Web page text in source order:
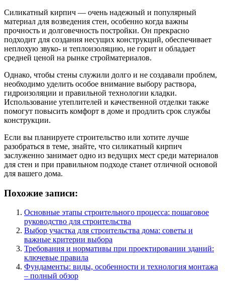
Силикатный кирпич — очень надежный и популярный
материал для возведения стен, особенно когда важны
прочность и долговечность постройки. Он прекрасно
подходит для создания несущих конструкций, обеспечивает
неплохую звуко- и теплоизоляцию, не горит и обладает
средней ценой на рынке стройматериалов.
Однако, чтобы стены служили долго и не создавали проблем,
необходимо уделить особое внимание выбору раствора,
гидроизоляции и правильной технологии кладки.
Использование утеплителей и качественной отделки также
помогут повысить комфорт в доме и продлить срок службы
конструкции.
Если вы планируете строительство или хотите лучше
разобраться в теме, знайте, что силикатный кирпич
заслуженно занимает одно из ведущих мест среди материалов
для стен и при правильном подходе станет отличной основой
для вашего дома.
Похожие записи:
Основные этапы строительного процесса: пошаговое
руководство для строительства
Выбор участка для строительства дома: советы и
важные критерии выбора
Требования и нормативы при проектировании зданий:
ключевые правила
Фундаменты: виды, особенности и технология монтажа
– полный обзор